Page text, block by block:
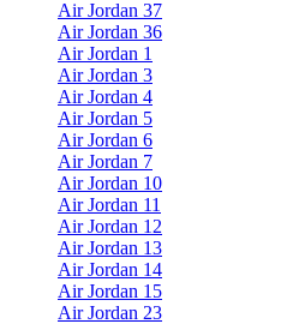
Air Jordan 37
Air Jordan 36
Air Jordan 1
Air Jordan 3
Air Jordan 4
Air Jordan 5
Air Jordan 6
Air Jordan 7
Air Jordan 10
Air Jordan 11
Air Jordan 12
Air Jordan 13
Air Jordan 14
Air Jordan 15
Air Jordan 23